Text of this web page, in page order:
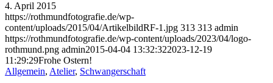
4. April 2015
https://rothmundfotografie.de/wp-
content/uploads/2015/04/ArtikelbildRF-1.jpg 313 313 admin
https://rothmundfotografie.de/wp-content/uploads/2023/04/logo-
rothmund.png admin2015-04-04 13:32:322023-12-19
11:29:29Frohe Ostern!
Allgemein, Atelier, Schwangerschaft